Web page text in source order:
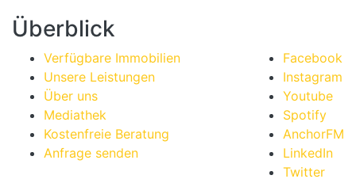
Überblick
Verfügbare Immobilien
Unsere Leistungen
Über uns
Mediathek
Kostenfreie Beratung
Anfrage senden
Facebook
Instagram
Youtube
Spotify
AnchorFM
LinkedIn
Twitter